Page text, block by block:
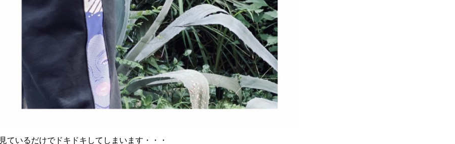
見ているだけでドキドキしてしまいます・・・